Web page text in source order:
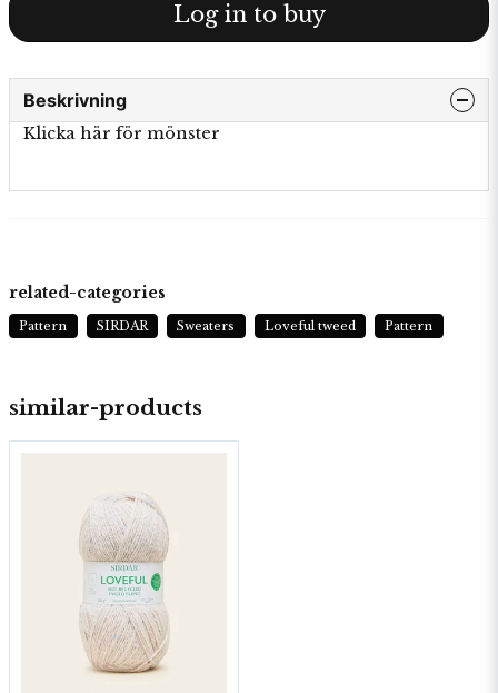
Log in to buy
Beskrivning
Klicka här för mönster
similar-products
related-categories
Pattern SIRDAR Sweaters Loveful tweed Pattern